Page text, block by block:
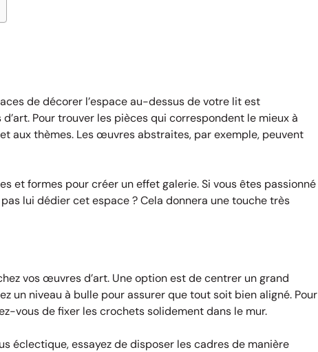
de décorer l’espace au-dessus de votre lit est
Pour trouver les pièces qui correspondent le mieux à
aux thèmes. Les œuvres abstraites, par exemple, peuvent
et formes pour créer un effet galerie. Si vous êtes passionné
lui dédier cet espace ? Cela donnera une touche très
vos œuvres d’art. Une option est de centrer un grand
un niveau à bulle pour assurer que tout soit bien aligné. Pour
vous de fixer les crochets solidement dans le mur.
éclectique, essayez de disposer les cadres de manière